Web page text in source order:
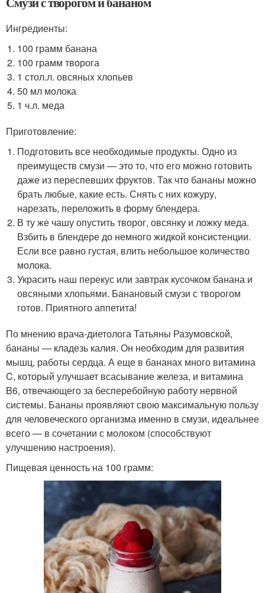
Ингредиенты:
100 грамм банана
100 грамм творога
1 стол.л. овсяных хлопьев
50 мл молока
1 ч.л. меда
Приготовление:
Подготовить все необходимые продукты. Одно из
преимуществ смузи — это то, что его можно готовить
даже из переспевших фруктов. Так что бананы можно
брать любые, какие есть. Снять с них кожуру,
нарезать, переложить в форму блендера.
В ту же чашу опустить творог, овсянку и ложку меда.
Взбить в блендере до немного жидкой консистенции.
Если все равно густая, влить небольшое количество
молока.
Украсить наш перекус или завтрак кусочком банана и
овсяными хлопьями. Банановый смузи с творогом
готов. Приятного аппетита!
По мнению врача-диетолога Татьяны Разумовской,
бананы — кладезь калия. Он необходим для развития
мышц, работы сердца. А еще в бананах много витамина
C, который улучшает всасывание железа, и витамина
B6, отвечающего за бесперебойную работу нервной
системы. Бананы проявляют свою максимальную пользу
для человеческого организма именно в смузи, идеальнее
всего — в сочетании с молоком (способствуют
улучшению настроения).
Пищевая ценность на 100 грамм: